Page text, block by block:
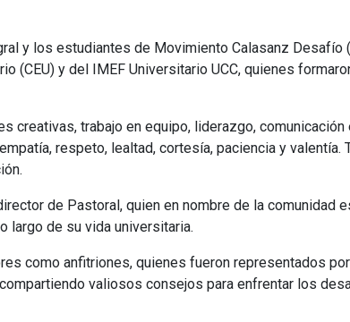
y los estudiantes de Movimiento Calasanz Desafío
(CEU) y del IMEF Universitario UCC, quienes
creativas, trabajo en equipo, liderazgo,
respeto, lealtad, cortesía, paciencia y
de Pastoral, quien en nombre de la comunidad
largo de su vida universitaria.
como anfitriones, quienes fueron representados
valiosos consejos para enfrentar los